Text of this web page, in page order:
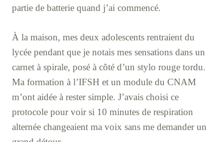
partie de batterie quand j’ai commencé.
À la maison, mes deux adolescents rentraient du
lycée pendant que je notais mes sensations dans un
carnet à spirale, posé à côté d’un stylo rouge tordu.
Ma formation à l’IFSH et un module du CNAM
m’ont aidée à rester simple. J’avais choisi ce
protocole pour voir si 10 minutes de respiration
alternée changeaient ma voix sans me demander un